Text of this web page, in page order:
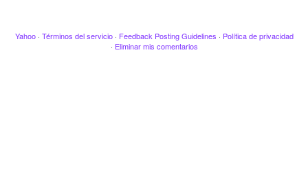
Yahoo · Términos del servicio · Feedback Posting Guidelines · Política de privacidad
· Eliminar mis comentarios